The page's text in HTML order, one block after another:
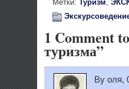
Метки: Туризм,
1 Comment
туризма”
By оля,